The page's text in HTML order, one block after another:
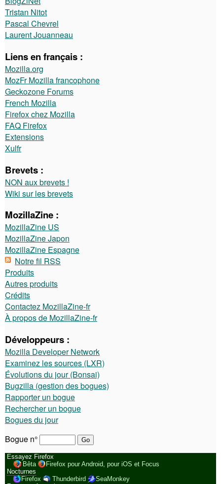
Tristan Nitot
Pascal Chevrel
Laurent Jouanneau
Liens en français :
Mozilla.org
MozFr Mozilla francophone
Geckozone Forums
French Mozilla
Firefox chez Mozilla
FAQ Firefox
Extensions
Xulfr
Brevets :
NON aux brevets !
Wiki sur les brevets
MozillaZine :
MozillaZine US
MozillaZine Japon
MozillaZine Espagne
Notre fil RSS
Produits
Autres produits
Crédits
Contactez MozillaZine-fr
À propos de MozillaZine-fr
Développeurs :
Mozilla Developer Network
Examinez les sources (LXR)
Évolutions du jour (Bonsai)
Bugzilla (gestion des bogues)
Rapporter un bogue
Rechercher un bogue
Bogues du jour
Bogue n°
Essayez Firefox
Bêta
Firefox pour Android, pour iOS et Focus
Nocturnes
Firefox
Thunderbird
SeaMonkey